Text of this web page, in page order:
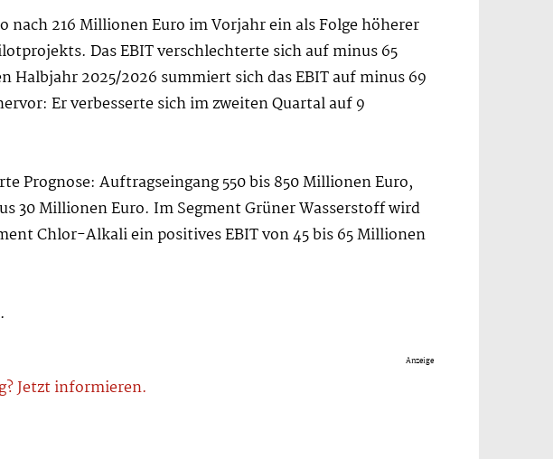
216 Millionen Euro im Vorjahr ein als Folge höherer
Das EBIT verschlechterte sich auf minus 65
2025/2026 summiert sich das EBIT auf minus 69
Er verbesserte sich im zweiten Quartal auf 9
Prognose: Auftragseingang 550 bis 850 Millionen Euro,
30 Millionen Euro. Im Segment Grüner Wasserstoff wird
Chlor-Alkali ein positives EBIT von 45 bis 65 Millionen
Anzeige
Jetzt informieren.